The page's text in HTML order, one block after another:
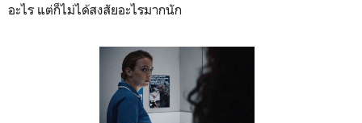
อะไร แต่ก็ไม่ได้สงสัยอะไรมากนัก